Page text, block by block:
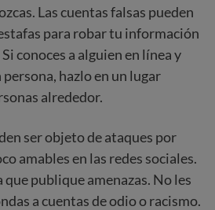
Las cuentas falsas pueden
para robar tu información
conoces a alguien en línea y
hazlo en un lugar
alrededor.
ser objeto de ataques por
amables en las redes sociales.
publique amenazas. No les
a cuentas de odio o racismo.